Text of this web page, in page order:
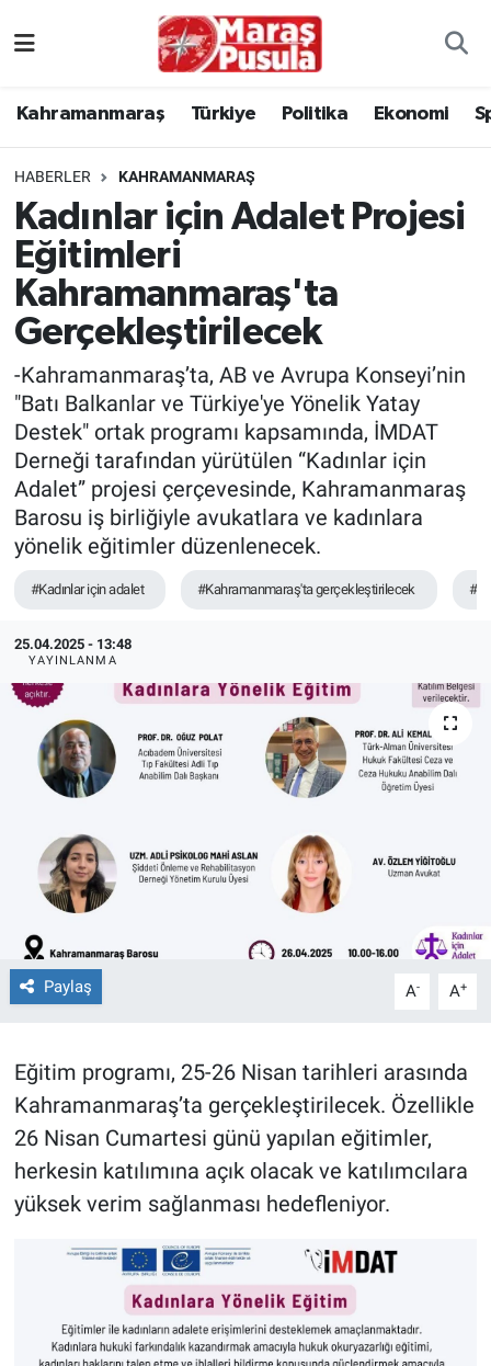
Kahramanmaraş Türkiye Politika Ekonomi
HABERLER KAHRAMANMARAŞ
Kadınlar için Adalet Projesi
Eğitimleri
Kahramanmaraş'ta
Gerçekleştirilecek
-Kahramanmaraş’ta, AB ve Avrupa Konseyi’nin
"Batı Balkanlar ve Türkiye'ye Yönelik Yatay
Destek" ortak programı kapsamında, İMDAT
Derneği tarafından yürütülen “Kadınlar için
Adalet” projesi çerçevesinde, Kahramanmaraş
Barosu iş birliğiyle avukatlara ve kadınlara
yönelik eğitimler düzenlenecek.
#Kadınlar için adalet #Kahramanmaraş'ta gerçekleştirilecek
25.04.2025 - 13:48
YAYINLANMA
Paylaş A- A+
Eğitim programı, 25-26 Nisan tarihleri arasında
Kahramanmaraş’ta gerçekleştirilecek. Özellikle
26 Nisan Cumartesi günü yapılan eğitimler,
herkesin katılımına açık olacak ve katılımcılara
yüksek verim sağlanması hedefleniyor.
Politika
Ekonomi
Kültür Sanat
Sağlık
TEKNOLOJİ
Dünya
İlçeler
MAGAZİN
Bilim, Teknoloji
ÇEVRE
EĞİTİM
Güvenlik
Bölge
İstanbul Namaz Vakitleri
İstanbul Trafik Yoğunluk Haritası
Süper Lig Puan Durumu ve Fikstür
Tüm Manşetler
Son Dakika Haberleri
Haber Arşivi